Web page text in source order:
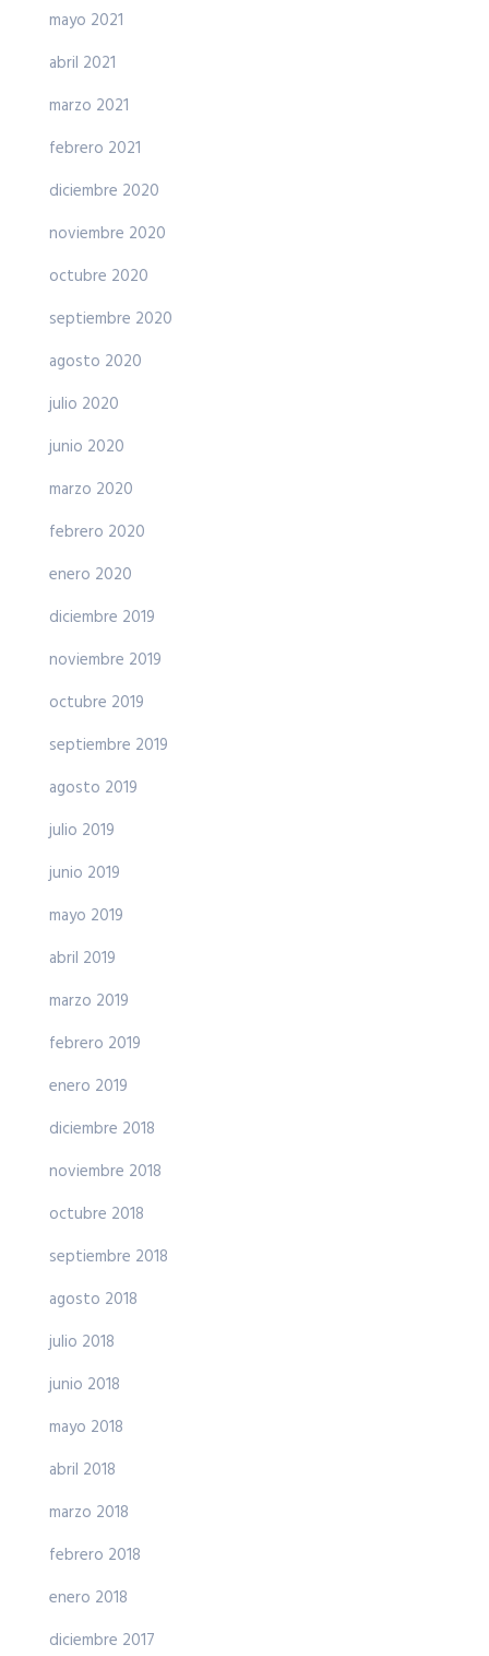
mayo 2021
abril 2021
marzo 2021
febrero 2021
diciembre 2020
noviembre 2020
octubre 2020
septiembre 2020
agosto 2020
julio 2020
junio 2020
marzo 2020
febrero 2020
enero 2020
diciembre 2019
noviembre 2019
octubre 2019
septiembre 2019
agosto 2019
julio 2019
junio 2019
mayo 2019
abril 2019
marzo 2019
febrero 2019
enero 2019
diciembre 2018
noviembre 2018
octubre 2018
septiembre 2018
agosto 2018
julio 2018
junio 2018
mayo 2018
abril 2018
marzo 2018
febrero 2018
enero 2018
diciembre 2017